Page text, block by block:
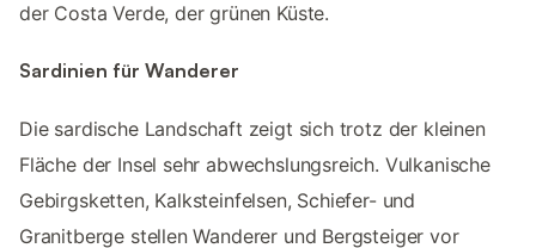
der Costa Verde, der grünen Küste.
Sardinien für Wanderer
Die sardische Landschaft zeigt sich trotz der kleinen
Fläche der Insel sehr abwechslungsreich. Vulkanische
Gebirgsketten, Kalksteinfelsen, Schiefer- und
Granitberge stellen Wanderer und Bergsteiger vor